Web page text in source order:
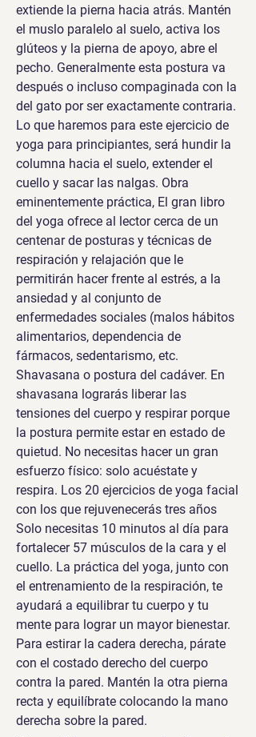
extiende la pierna hacia atrás. Mantén
el muslo paralelo al suelo, activa los
glúteos y la pierna de apoyo, abre el
pecho. Generalmente esta postura va
después o incluso compaginada con la
del gato por ser exactamente contraria.
Lo que haremos para este ejercicio de
yoga para principiantes, será hundir la
columna hacia el suelo, extender el
cuello y sacar las nalgas. Obra
eminentemente práctica, El gran libro
del yoga ofrece al lector cerca de un
centenar de posturas y técnicas de
respiración y relajación que le
permitirán hacer frente al estrés, a la
ansiedad y al conjunto de
enfermedades sociales (malos hábitos
alimentarios, dependencia de
fármacos, sedentarismo, etc.
Shavasana o postura del cadáver. En
shavasana lograrás liberar las
tensiones del cuerpo y respirar porque
la postura permite estar en estado de
quietud. No necesitas hacer un gran
esfuerzo físico: solo acuéstate y
respira. Los 20 ejercicios de yoga facial
con los que rejuvenecerás tres años
Solo necesitas 10 minutos al día para
fortalecer 57 músculos de la cara y el
cuello. La práctica del yoga, junto con
el entrenamiento de la respiración, te
ayudará a equilibrar tu cuerpo y tu
mente para lograr un mayor bienestar.
Para estirar la cadera derecha, párate
con el costado derecho del cuerpo
contra la pared. Mantén la otra pierna
recta y equilíbrate colocando la mano
derecha sobre la pared.